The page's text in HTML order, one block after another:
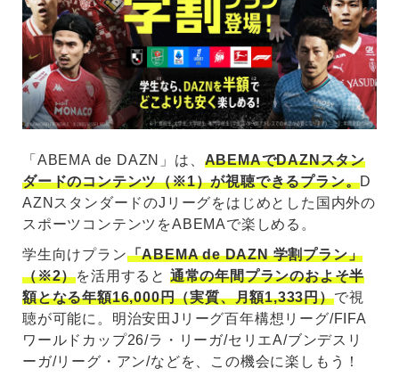
「ABEMA de DAZN」は、 ABEMAでDAZNスタン
ダードのコンテンツ（※1）が視聴できるプラン。D
AZNスタンダードのJリーグをはじめとした国内外の
スポーツコンテンツをABEMAで楽しめる。
学生向けプラン「ABEMA de DAZN 学割プラン」
（※2）を活用すると 通常の年間プランのおよそ半
額となる年額16,000円（実質、月額1,333円）で視
聴が可能に。明治安田Jリーグ百年構想リーグ/FIFA
ワールドカップ26/ラ・リーガ/セリエA/ブンデスリ
ーガ/リーグ・アン/などを、この機会に楽しもう！